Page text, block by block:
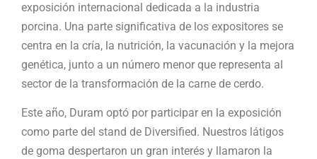
exposición internacional dedicada a la industria
porcina. Una parte significativa de los expositores se
centra en la cría, la nutrición, la vacunación y la mejora
genética, junto a un número menor que representa al
sector de la transformación de la carne de cerdo.
Este año, Duram optó por participar en la exposición
como parte del stand de Diversified. Nuestros látigos
de goma despertaron un gran interés y llamaron la